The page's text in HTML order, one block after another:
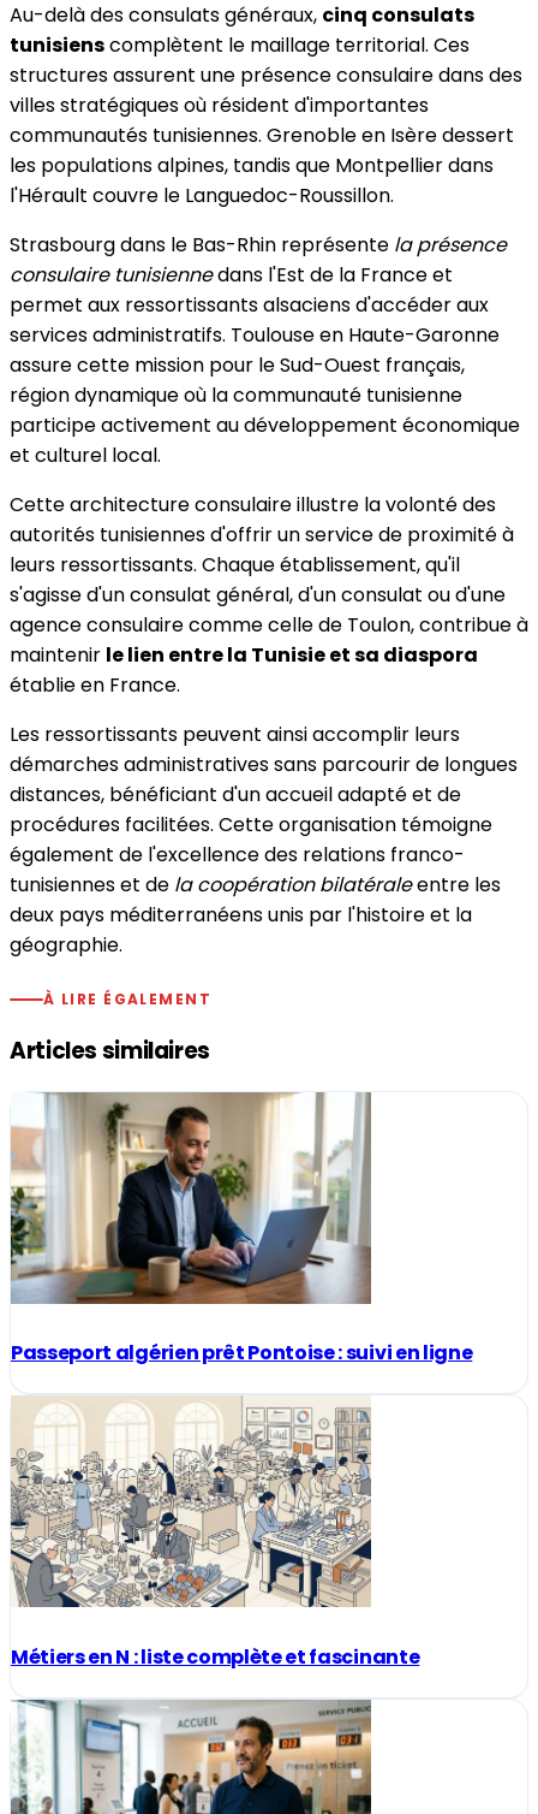
Au-delà des consulats généraux, cinq consulats
tunisienscomplètent le maillage territorial. Ces
structures assurent une présence consulaire dans des
villes stratégiques où résident d'importantes
communautés tunisiennes. Grenoble en Isère dessert
les populations alpines, tandis que Montpellier dans
l'Hérault couvre le Languedoc-Roussillon.
Strasbourg dans le Bas-Rhin représente la présence
consulaire tunisiennedans l'Est de la France et
permet aux ressortissants alsaciens d'accéder aux
services administratifs. Toulouse en Haute-Garonne
assure cette mission pour le Sud-Ouest français,
région dynamique où la communauté tunisienne
participe activement au développement économique
et culturel local.
Cette architecture consulaire illustre la volonté des
autorités tunisiennes d'offrir un service de proximité à
leurs ressortissants. Chaque établissement, qu'il
s'agisse d'un consulat général, d'un consulat ou d'une
agence consulaire comme celle de Toulon, contribue à
maintenir le lien entre la Tunisie et sa diaspora
établie en France.
Les ressortissants peuvent ainsi accomplir leurs
démarches administratives sans parcourir de longues
distances, bénéficiant d'un accueil adapté et de
procédures facilitées. Cette organisation témoigne
également de l'excellence des relations franco-
tunisiennes et de la coopération bilatéraleentre les
deux pays méditerranéens unis par l'histoire et la
géographie.
À LIRE ÉGALEMENT
Articles similaires
Passeport algérien prêt Pontoise : suivi en ligne
Métiers en N : liste complète et fascinante